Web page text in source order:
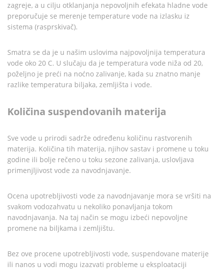
zagreje, a u cilju otklanjanja nepovoljnih efekata hladne vode
preporučuje se merenje temperature vode na izlasku iz
sistema (rasprskivač).
Smatra se da je u našim uslovima najpovoljnija temperatura
vode oko 20 C. U slučaju da je temperatura vode niža od 20,
poželjno je preći na noćno zalivanje, kada su znatno manje
razlike temperatura biljaka, zemljišta i vode.
Količina suspendovanih materija
Sve vode u prirodi sadrže određenu količinu rastvorenih
materija. Količina tih materija, njihov sastav i promene u toku
godine ili bolje rečeno u toku sezone zalivanja, uslovljava
primenjljivost vode za navodnjavanje.
Ocena upotrebljivosti vode za navodnjavanje mora se vršiti na
svakom vodozahvatu u nekoliko ponavljanja tokom
navodnjavanja. Na taj način se mogu izbeći nepovoljne
promene na biljkama i zemljištu.
Bez ove procene upotrebljivosti vode, suspendovane materije
ili nanos u vodi mogu izazvati probleme u eksploataciji